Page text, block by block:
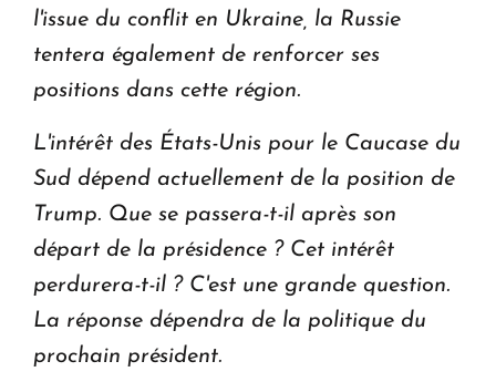
l'issue du conflit en Ukraine, la Russie
tentera également de renforcer ses
positions dans cette région.
L'intérêt des États-Unis pour le Caucase du
Sud dépend actuellement de la position de
Trump. Que se passera-t-il après son
départ de la présidence ? Cet intérêt
perdurera-t-il ? C'est une grande question.
La réponse dépendra de la politique du
prochain président.